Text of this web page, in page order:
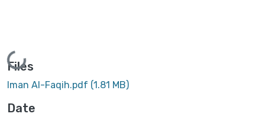
Loading...
Files
Iman Al-Faqih.pdf (1.81 MB)
Date